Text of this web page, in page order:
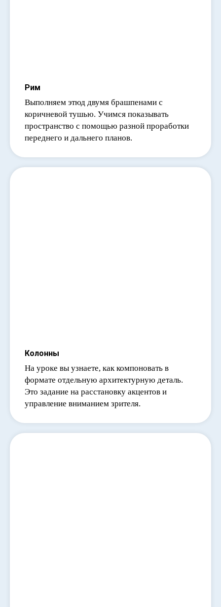
Рим
Выполняем этюд двумя брашпенами с
коричневой тушью. Учимся показывать
пространство с помощью разной проработки
переднего и дальнего планов.
Колонны
На уроке вы узнаете, как компоновать в
формате отдельную архитектурную деталь.
Это задание на расстановку акцентов и
управление вниманием зрителя.